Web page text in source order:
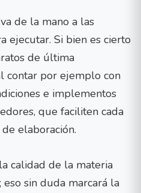
de la mano a las
ejecutar. Si bien es cierto
de última
contar por ejemplo con
e implementos
que faciliten cada
elaboración.
calidad de la materia
sin duda marcará la